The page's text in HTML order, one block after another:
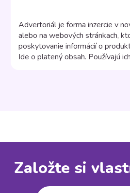
Advertoriál je forma inzercie v
alebo na webových stránkach,
poskytovanie informácií o
Ide o platený obsah. Používajú
Založte si